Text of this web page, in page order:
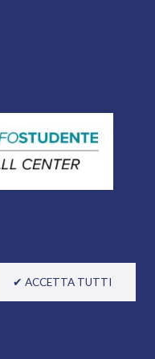
✔ ACCETTA TUTTI